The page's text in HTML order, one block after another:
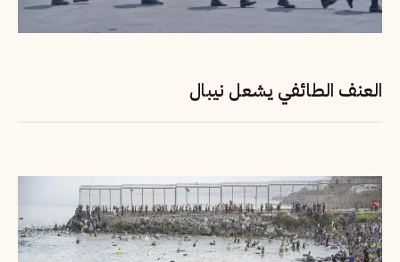
العنف الطائفي يشعل نيبال